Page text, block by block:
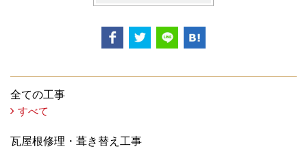
全ての工事
すべて
瓦屋根修理・葺き替え工事